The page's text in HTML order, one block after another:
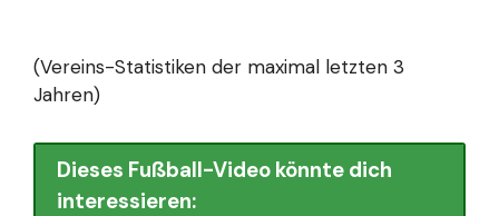
(Vereins-Statistiken der maximal letzten 3
Jahren)
Dieses Fußball-Video könnte dich
interessieren: